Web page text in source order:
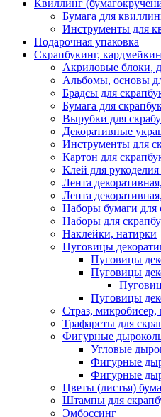
Квиллинг
Бумага для
Инструменты для
Подарочная упаковка
Скрапбукинг,
Акриловые блоки,
Альбомы, основы
Брадсы для
Бумага для
Вырубки для
Декоративные
Инструменты для
Картон для
Клей для
Лента
Лента
Наборы бумаги для
Наборы для
Наклейки, натирки
Пуговицы
Пуговицы
Пуговицы
Пуговицы
Страз,
Трафареты для
Фигурные
Угловые
Фигурные
Фигурные
Цветы (листья)
Штампы для
Эмбоссинг